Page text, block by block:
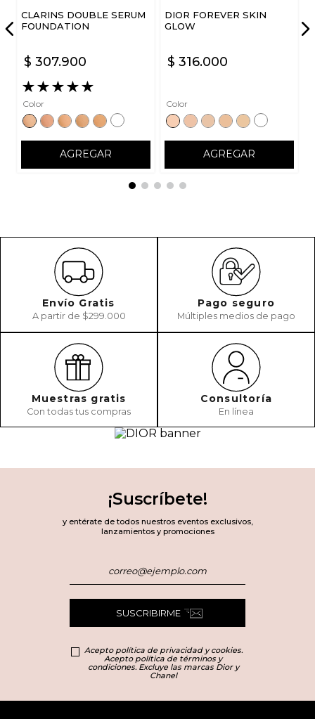
CLARINS DOUBLE SERUM
FOUNDATION
$ 307.900
★★★★★
Color
AGREGAR
DIOR FOREVER SKIN
GLOW
$ 316.000
Color
AGREGAR
Envío Gratis
A partir de $299.000
Pago seguro
Múltiples medios de pago
Muestras gratis
Con todas tus compras
Consultoría
En línea
¡Suscríbete!
y entérate de todos nuestros eventos exclusivos,
lanzamientos y promociones
SUSCRIBIRME
Acepto política de privacidad y cookies.
Acepto política de términos y
condiciones. Excluye las marcas Dior y
Chanel